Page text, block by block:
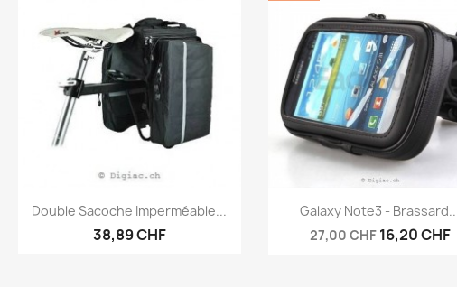
Vorschau
Double Sacoche Imperméable...
38,89 CHF
Vorschau
Galaxy Note3 -
27,00 CHF 16,20 CHF